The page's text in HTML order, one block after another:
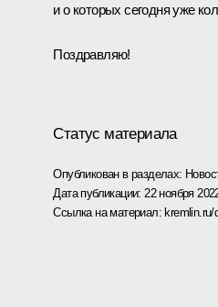
и о которых сегодня уже
Поздравляю!
Статус материала
Опубликован в разделах:
Дата публикации: 22 ноября
Ссылка на материал: kremlin.ru/